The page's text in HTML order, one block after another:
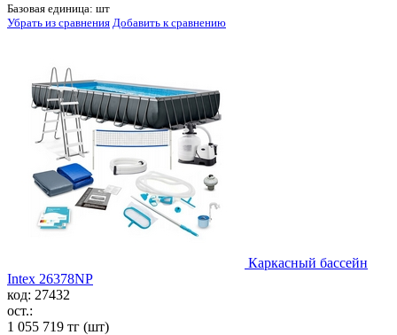
Базовая единица: шт
Убрать из сравнения Добавить к сравнению
Каркасный бассейн
Intex 26378NP
код: 27432
ост.:
1 055 719 тг (шт)